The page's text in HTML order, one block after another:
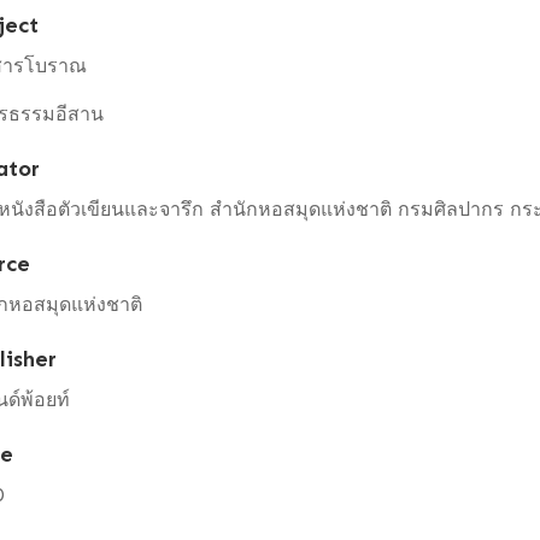
ารโบราณ
ธรรมอีสาน
นังสือตัวเขียนและจารึก สำนักหอสมุดแห่งชาติ กรมศิลปากร กร
หอสมุดแห่งชาติ
ด์พ้อยท์